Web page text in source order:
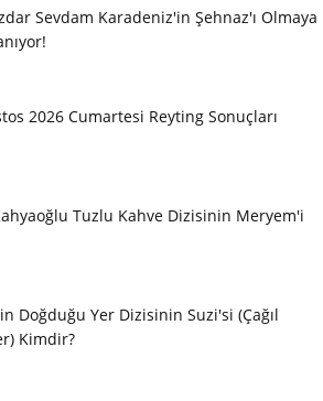
Sevdam Karadeniz'in Şehnaz'ı Olmaya
2026 Cumartesi Reyting Sonuçları
Tuzlu Kahve Dizisinin Meryem'i
Doğduğu Yer Dizisinin Suzi'si (Çağıl
Kimdir?